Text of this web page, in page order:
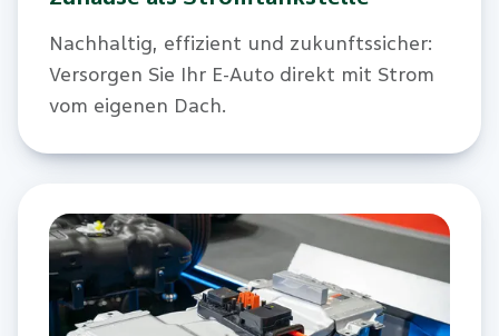
Nachhaltig, effizient und zukunftssicher:
Versorgen Sie Ihr E-Auto direkt mit Strom
vom eigenen Dach.